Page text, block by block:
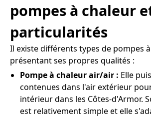
pompes à chaleur
particularités
Il existe différents types de pompes
présentant ses propres qualités :
Pompe à chaleur air/air : Elle
contenues dans l'air extérieur
intérieur dans les Côtes-d'Armor.
est relativement simple et elle